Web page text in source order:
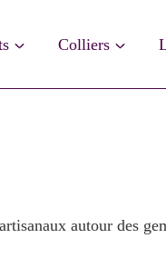
Colliers
autour des